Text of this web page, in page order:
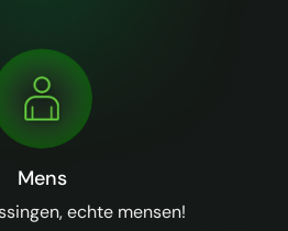
Mens
echte mensen!